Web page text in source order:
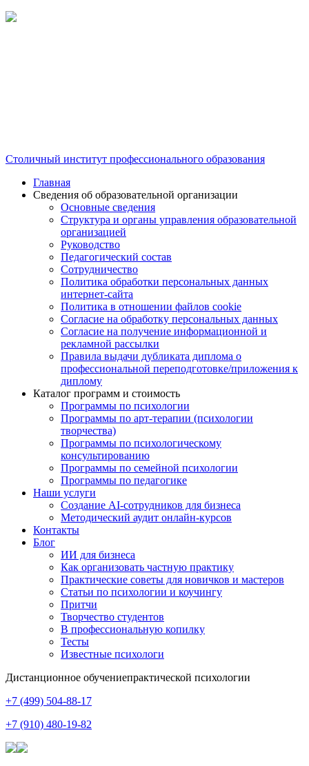
Столичный институт профессионального образования
Главная
Сведения об образовательной организации
Основные сведения
Структура и органы управления образовательной
организацией
Руководство
Педагогический состав
Сотрудничество
Политика обработки персональных данных
интернет-сайта
Политика в отношении файлов cookie
Согласие на обработку персональных данных
Согласие на получение информационной и
рекламной рассылки
Правила выдачи дубликата диплома о
профессиональной переподготовке/приложения к
диплому
Каталог программ и стоимость
Программы по психологии
Программы по арт-терапии (психологии
творчества)
Программы по психологическому
консультированию
Программы по семейной психологии
Программы по педагогике
Наши услуги
Создание AI-сотрудников для бизнеса
Методический аудит онлайн-курсов
Контакты
Блог
ИИ для бизнеса
Как организовать частную практику
Практические советы для новичков и мастеров
Статьи по психологии и коучингу
Притчи
Творчество студентов
В профессиональную копилку
Тесты
Известные психологи
Дистанционное обучениепрактической психологии
+7 (499) 504-88-17
+7 (910) 480-19-82